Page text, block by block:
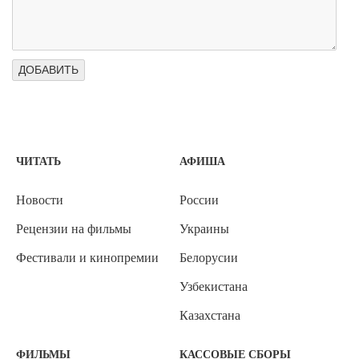
ЧИТАТЬ
Новости
Рецензии на фильмы
Фестивали и кинопремии
АФИША
России
Украины
Белорусии
Узбекистана
Казахстана
ФИЛЬМЫ КАССОВЫЕ СБОРЫ